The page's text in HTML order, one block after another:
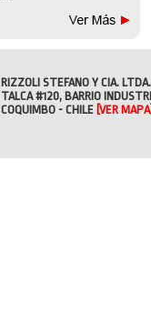
RIZZOLI STEFANO Y CIA. LTDA.
TALCA #120, BARRIO
COQUIMBO - CHILE [VER